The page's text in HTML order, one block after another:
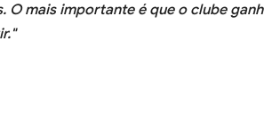
O mais importante é que o clube